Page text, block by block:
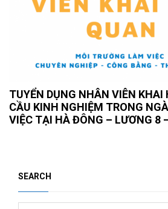
TUYỂN DỤNG NHÂN VIÊN KHAI
CẦU KINH NGHIỆM TRONG
VIỆC TẠI HÀ ĐÔNG – LƯƠNG 8
SEARCH